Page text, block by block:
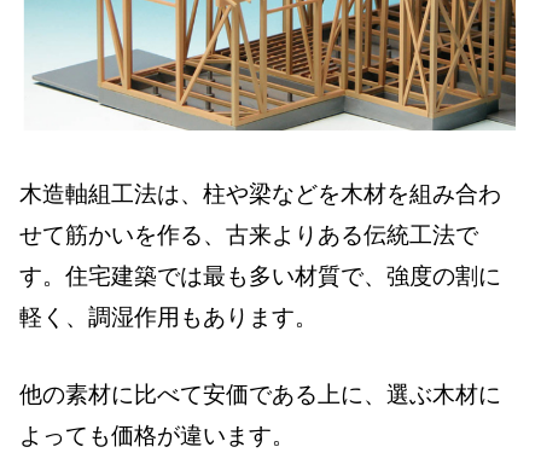
木造軸組工法は、柱や梁などを木材を組み合わ
せて筋かいを作る、古来よりある伝統工法で
す。住宅建築では最も多い材質で、強度の割に
軽く、調湿作用もあります。
他の素材に比べて安価である上に、選ぶ木材に
よっても価格が違います。